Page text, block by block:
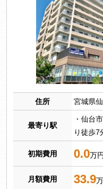
住所 宮城県
最寄り駅
・仙台
り徒歩7
初期費用 0.0万
月額費用 33.9